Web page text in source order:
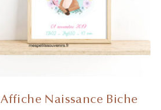
Affiche Naissance Biche